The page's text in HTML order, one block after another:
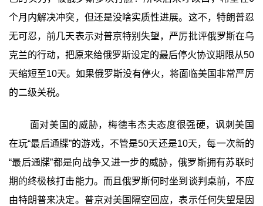
个月内解决冲突，但还是没啥实质性进展。这不，特朗普忍
无可忍，前几天表示对普京特别失望，严厉批评俄罗斯在乌
克兰的行动，把原来给俄罗斯设定的最后停火协议期限从50
天缩短至10天。如果俄罗斯没有停火，将面临美国非常严厉
的二级关税。
面对美国的威胁，梅德韦杰夫态度很强硬，讽刺美国
在玩“最后通牒”的游戏，不管是50天还是10天，每一次新的
“最后通牒”都是向战争又进一步的威胁，俄罗斯拥有苏联时
期的终极核打击能力。而且俄罗斯何时坐到谈判桌前，不应
由特朗普来决定。普京对美国隔空回应，表示任何失望是因